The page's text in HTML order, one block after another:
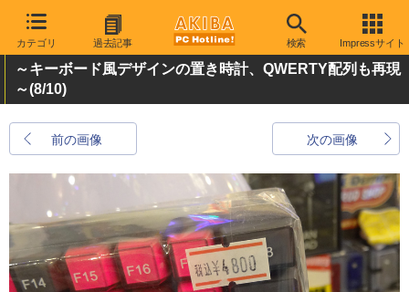
カテゴリ 過去記事 検索 Impressサイト
～キーボード風デザインの置き時計、QWERTY配列も再現
～(8/10)
前の画像 次の画像